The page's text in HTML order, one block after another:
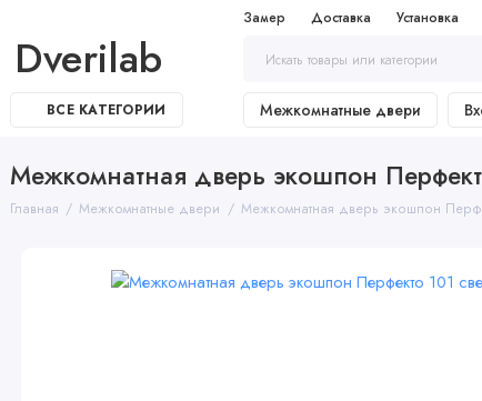
Замер Доставка Установка
Dverilab
ВСЕ КАТЕГОРИИ Межкомнатные двери
Межкомнатная дверь экошпон
Главная Межкомнатные двери Межкомнатная дверь экошпон